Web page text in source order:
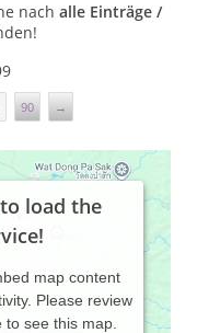
nach alle Einträge /
90 →
load the
map content
Please review
see this map.